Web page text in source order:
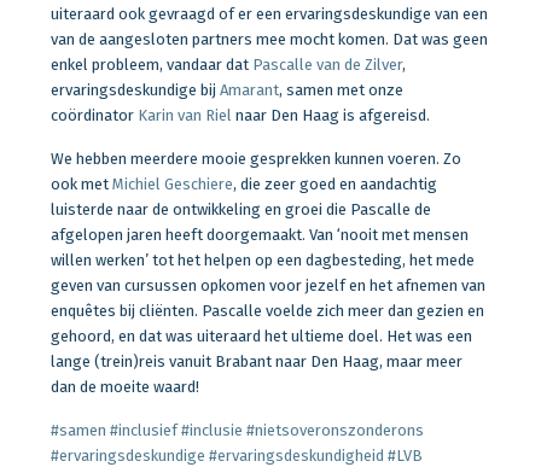
uiteraard ook gevraagd of er een ervaringsdeskundige van een
van de aangesloten partners mee mocht komen. Dat was geen
enkel probleem, vandaar dat Pascalle van de Zilver,
ervaringsdeskundige bijAmarant, samen met onze
coördinator Karin van Riel naar Den Haag is afgereisd.
We hebben meerdere mooie gesprekken kunnen voeren. Zo
ook metMichiel Geschiere, die zeer goed en aandachtig
luisterde naar de ontwikkeling en groei die Pascalle de
afgelopen jaren heeft doorgemaakt. Van ‘nooit met mensen
willen werken’ tot het helpen op een dagbesteding, het mede
geven van cursussen opkomen voor jezelf en het afnemen van
enquêtes bij cliënten. Pascalle voelde zich meer dan gezien en
gehoord, en dat was uiteraard het ultieme doel. Het was een
lange (trein)reis vanuit Brabant naar Den Haag, maar meer
dan de moeite waard!
#samen #inclusief #inclusie #nietsoveronszonderons
#ervaringsdeskundige #ervaringsdeskundigheid #LVB